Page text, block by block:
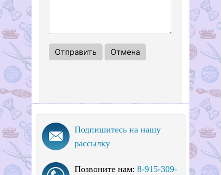
Подпишитесь на нашу
рассылку
Позвоните нам: 8-915-309-